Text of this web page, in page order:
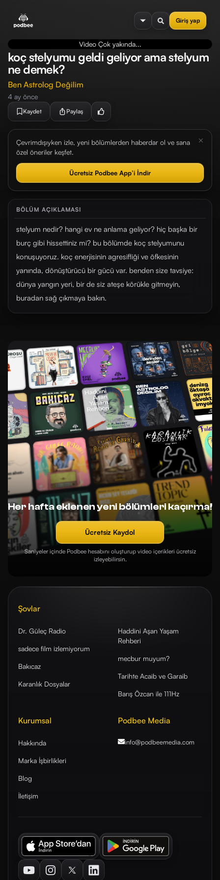
Giriş yap
menu
Video Çok yakında...
koç stelyumu geldi geliyor ama stelyum
ne demek?
Ben Astrolog Değilim
4 ay önce
Kaydet Paylaş
Çevrimdışıyken izle, yeni bölümlerden haberdar ol ve sana
özel öneriler keşfet.
Ücretsiz Podbee App’i İndir
BÖLÜM AÇIKLAMASI
stelyum nedir? hangi ev ne anlama geliyor? hiç başka bir
burç gibi hissettiniz mi? bu bölümde koç stelyumunu
konuşuyoruz. koç enerjisinin agresifliği ve öfkesinin
yanında, dönüştürücü bir gücü var. benden size tavsiye:
dünya yangın yeri, bir de siz ateşe körükle gitmeyin,
buradan sağ çıkmaya bakın.
Her hafta eklenen yeni bölümleri kaçırma!
Ücretsiz Kaydol
Saniyeler içinde Podbee hesabını oluşturup video içerikleri ücretsiz
izleyebilirsin.
Şovlar
Dr. Güleç Radio
sadece film izlemiyorum
Bakıcaz
Karanlık Dosyalar
Haddini Aşan Yaşam
Rehberi
mecbur muyum?
Tarihte Acaib ve Garaib
Barış Özcan ile 111Hz
Kurumsal
Hakkında
Marka İşbirlikleri
Blog
İletişim
Podbee Media
info@podbeemedia.com
YoutubeInstagramTwitterLinkedIn